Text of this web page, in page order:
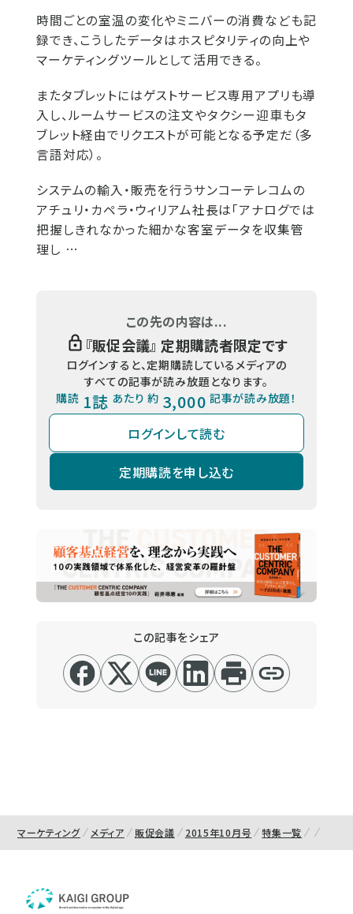
時間ごとの室温の変化やミニバーの消費なども記
録でき、こうしたデータはホスピタリティの向上や
マーケティングツールとして活用できる。
またタブレットにはゲストサービス専用アプリも導
入し、ルームサービスの注文やタクシー迎車もタ
ブレット経由でリクエストが可能となる予定だ（多
言語対応）。
システムの輸入・販売を行うサンコーテレコムの
アチュリ・カペラ・ウィリアム社長は「アナログでは
把握しきれなかった細かな客室データを収集管
理し …
この先の内容は...
『販促会議』 定期購読者限定です
ログインすると、定期購読しているメディアの
すべての記事が読み放題となります。
購読 1誌 あたり 約 3,000 記事が読み放題！
ログインして読む
定期購読を申し込む
この記事をシェア
マーケティング メディア 販促会議 2015年10月号 特集一覧